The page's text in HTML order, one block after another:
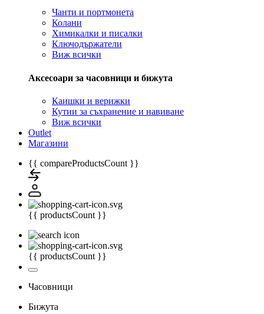
Чанти и портмонета
Колани
Химикалки и писалки
Ключодържатели
Виж всички
Аксесоари за часовници и бижута
Каишки и верижки
Кутии за съхранение и навиване
Виж всички
Outlet
Магазини
{{ compareProductsCount }}
{{ productsCount }}
{{ productsCount }}
Часовници
Бижута